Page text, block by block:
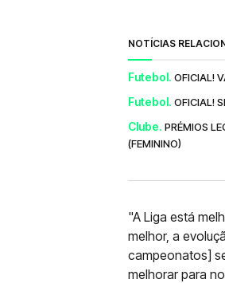
NOTÍCIAS
Futebol. OFICIAL!
Futebol. OFICIAL!
Clube. PRÉMIOS
(FEMININO)
"A Liga está
melhor, a
campeonatos]
melhorar para